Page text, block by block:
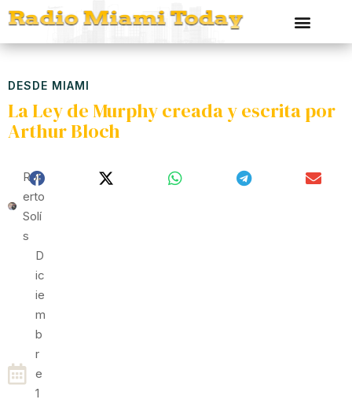
DESDE MIAMI
La Ley de Murphy creada y escrita por
Arthur Bloch
Rob
Erto
Solí
S
D
Ic
Ie
M
B
R
E
1